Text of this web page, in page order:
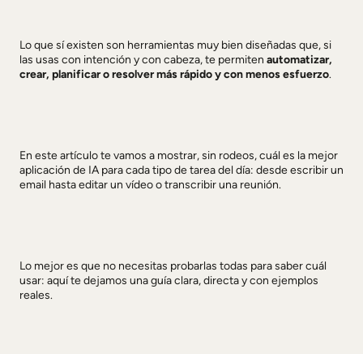
Lo que sí existen son herramientas muy bien diseñadas que, si
las usas con intención y con cabeza, te permiten automatizar,
crear, planificar o resolver más rápido y con menos esfuerzo.
En este artículo te vamos a mostrar, sin rodeos, cuál es la mejor
aplicación de IA para cada tipo de tarea del día: desde escribir un
email hasta editar un vídeo o transcribir una reunión.
Lo mejor es que no necesitas probarlas todas para saber cuál
usar: aquí te dejamos una guía clara, directa y con ejemplos
reales.